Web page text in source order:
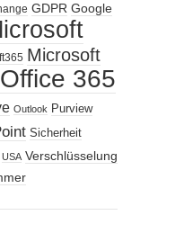
GDPR Google
Microsoft
Office 365
Outlook Purview
Sicherheit
USA Verschlüsselung